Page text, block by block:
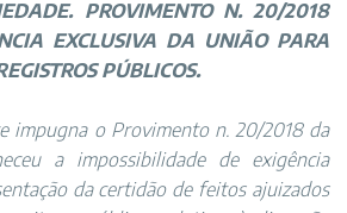
PROVIMENTO N. 20/2018
EXCLUSIVA DA UNIÃO PARA
PÚBLICOS.
impugna o Provimento n. 20/2018 da
a impossibilidade de exigência
da certidão de feitos ajuizados